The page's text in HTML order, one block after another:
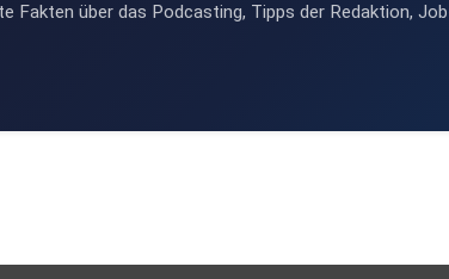
Fakten über das Podcasting, Tipps der Redaktion,